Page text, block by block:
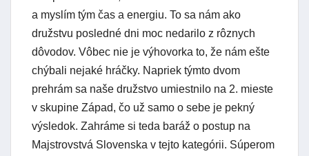
a myslím tým čas a energiu. To sa nám ako
družstvu posledné dni moc nedarilo z rôznych
dôvodov. Vôbec nie je výhovorka to, že nám ešte
chýbali nejaké hráčky. Napriek týmto dvom
prehrám sa naše družstvo umiestnilo na 2. mieste
v skupine Západ, čo už samo o sebe je pekný
výsledok. Zahráme si teda baráž o postup na
Majstrovstvá Slovenska v tejto kategórii. Súperom